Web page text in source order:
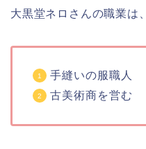
大黒堂ネロさんの職業は、
手縫いの服職人
古美術商を営む